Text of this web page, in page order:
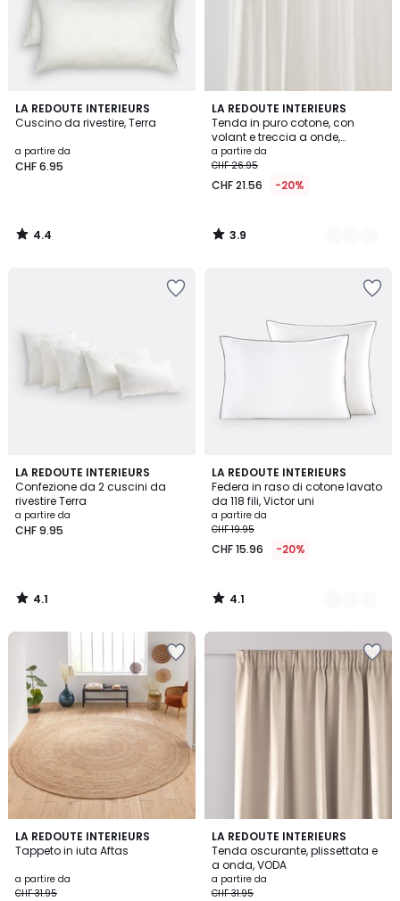
LA REDOUTE INTERIEURS
Cuscino da rivestire, Terra
a partire da
CHF 6.95
4.4
/ 5
4.4
/
LA REDOUTE INTERIEURS
Tenda in puro cotone, con
volant e treccia a onde,
Scenario
a partire da
CHF 26.95
CHF 21.56 -20%
3.9
/ 5
10
Colori
3.9
/
LA REDOUTE INTERIEURS
Confezione da 2 cuscini da
rivestire Terra
a partire da
CHF 9.95
4.1
/ 5
4.1
/
LA REDOUTE INTERIEURS
Federa in raso di cotone lavato
da 118 fili, Victor uni
a partire da
CHF 19.95
CHF 15.96 -20%
4.1
/ 5
11
Colori
4.1
/
LA REDOUTE INTERIEURS
Tappeto in iuta Aftas
a partire da
CHF 31.95
4.2
/ 5
LA REDOUTE INTERIEURS
Tenda oscurante, plissettata e
a onda, VODA
a partire da
CHF 31.95
4.1
/ 5
7
Colori